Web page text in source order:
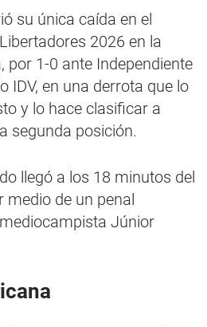
su única caída en el
2026 en la
por 1-0 ante Independiente
IDV, en una derrota que lo
y lo hace clasificar a
segunda posición.
llegó a los 18 minutos del
de un penal
Júnior